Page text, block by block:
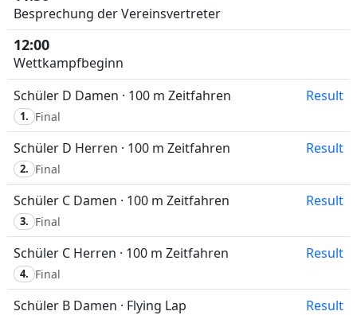
Besprechung der Vereinsvertreter
12:00
Wettkampfbeginn
Schüler D Damen · 100 m Zeitfahren
Result
1. Final
Schüler D Herren · 100 m Zeitfahren Result
2. Final
Schüler C Damen · 100 m Zeitfahren Result
3. Final
Schüler C Herren · 100 m Zeitfahren Result
4. Final
Schüler B Damen · Flying Lap Result